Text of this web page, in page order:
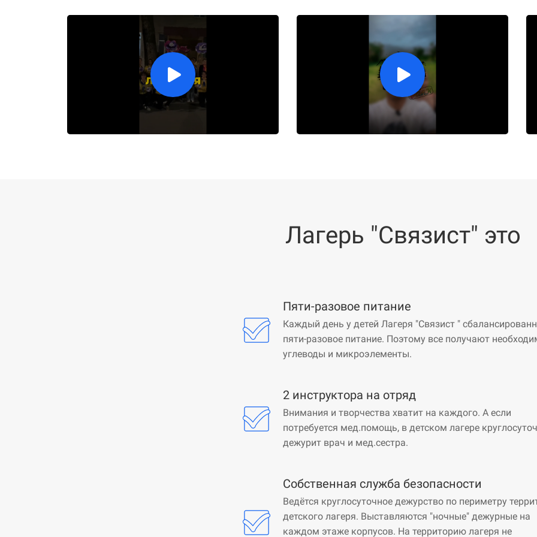
Лагерь "Связист" это
Пяти-разовое питание
Каждый день у детей Лагеря "Связист "
пяти-разовое питание. Поэтому все получают
углеводы и микроэлементы.
2 инструктора на отряд
Внимания и творчества хватит на каждого. А если
потребуется мед.помощь, в детском лагере
дежурит врач и мед.сестра.
Собственная служба безопасности
Ведётся круглосуточное дежурство по периметру
детского лагеря. Выставляются "ночные" дежурные на
каждом этаже корпусов. На территорию лагеря не